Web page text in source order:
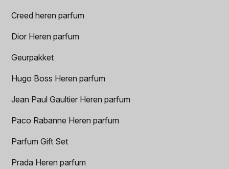
Creed heren parfum
Dior Heren parfum
Geurpakket
Hugo Boss Heren parfum
Jean Paul Gaultier Heren parfum
Paco Rabanne Heren parfum
Parfum Gift Set
Prada Heren parfum